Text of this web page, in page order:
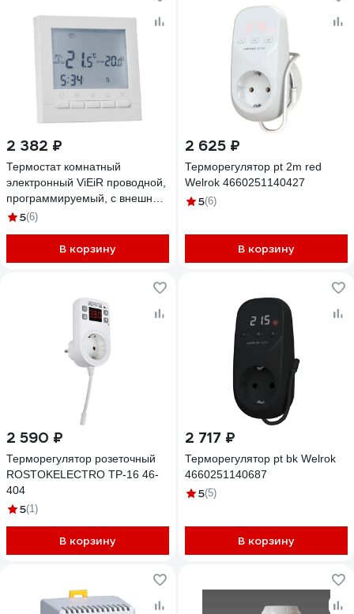
2 382 ₽
Термостат комнатный
электронный ViEiR проводной,
программируемый, с внешним
датчиком, для электрического
5(6)
В корзину
2 625 ₽
Терморегулятор pt 2m red
Welrok 4660251140427
5(6)
В корзину
2 590 ₽
Терморегулятор розеточный
ROSTOKELECTRO ТР-16 46-
404
5(1)
В корзину
2 717 ₽
Терморегулятор pt bk Welrok
4660251140687
5(5)
В корзину